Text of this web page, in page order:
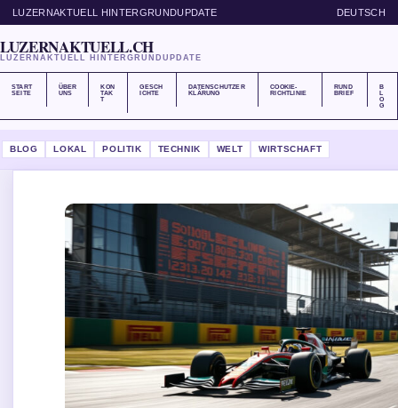
LUZERNAKTUELL HINTERGRUNDUPDATE DEUTSCH
LUZERNAKTUELL.CH
LUZERNAKTUELL HINTERGRUNDUPDATE
START
SEITE
ÜBER
UNS
KON
TAK
T
GESCH
ICHTE
DATENSCHUTZER
KLÄRUNG
COOKIE-
RICHTLINIE
RUND
BRIEF
B
O
G
BLOG LOKAL POLITIK TECHNIK WELT WIRTSCHAFT